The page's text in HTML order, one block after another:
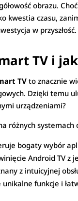
obrazu.
kwestia czasu,
w przyszłość.
TV i
TVto znacznie
Dzięki temu
urządzeniami?
różnych
bogaty wybór
Android TV z
z intuicyjnej
funkcje i